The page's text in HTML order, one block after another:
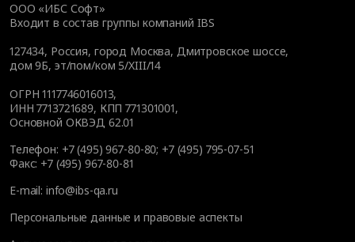
ООО «ИБС Софт»
Входит в состав группы компаний IBS
127434, Россия, город Москва, Дмитровское шоссе,
дом 9Б, эт/пом/ком 5/XIII/14
ОГРН 1117746016013,
ИНН 7713721689, КПП 771301001,
Основной ОКВЭД 62.01
Телефон: +7 (495) 967-80-80; +7 (495) 795-07-51
Факс: +7 (495) 967-80-81
E-mail: info@ibs-qa.ru
Персональные данные и правовые аспекты